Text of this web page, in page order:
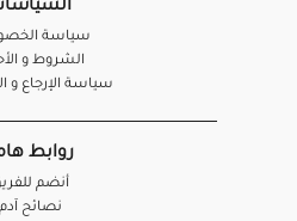
سياسة
الشروط و
سياسة الإرجاع و
روابط
أنضم
نصائح آدم